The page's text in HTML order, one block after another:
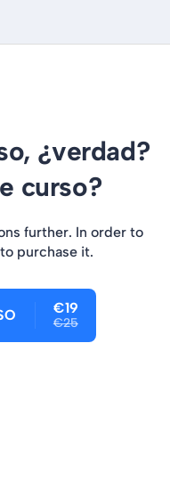
¿verdad?
curso?
further. In order to
purchase it.
€19
€25